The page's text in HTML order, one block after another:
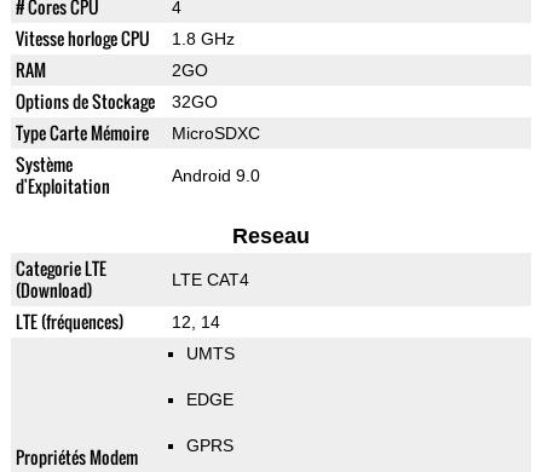
# Cores CPU 4
Vitesse horloge CPU 1.8 GHz
RAM 2GO
Options de Stockage 32GO
Type Carte Mémoire MicroSDXC
Système
d'Exploitation
Android 9.0
Reseau
Categorie LTE
(Download)
LTE CAT4
LTE (fréquences) 12, 14
Propriétés Modem
UMTS
EDGE
GPRS